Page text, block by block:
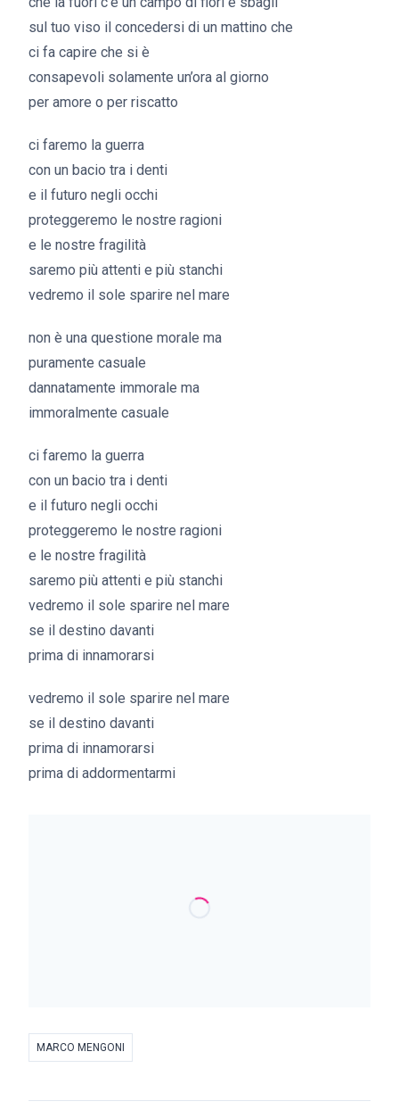
sul tuo viso il concedersi di un mattino che
ci fa capire che si è
consapevoli solamente un’ora al giorno
per amore o per riscatto
ci faremo la guerra
con un bacio tra i denti
e il futuro negli occhi
proteggeremo le nostre ragioni
e le nostre fragilità
saremo più attenti e più stanchi
vedremo il sole sparire nel mare
non è una questione morale ma
puramente casuale
dannatamente immorale ma
immoralmente casuale
ci faremo la guerra
con un bacio tra i denti
e il futuro negli occhi
proteggeremo le nostre ragioni
e le nostre fragilità
saremo più attenti e più stanchi
vedremo il sole sparire nel mare
se il destino davanti
prima di innamorarsi
vedremo il sole sparire nel mare
se il destino davanti
prima di innamorarsi
prima di addormentarmi
MARCO MENGONI